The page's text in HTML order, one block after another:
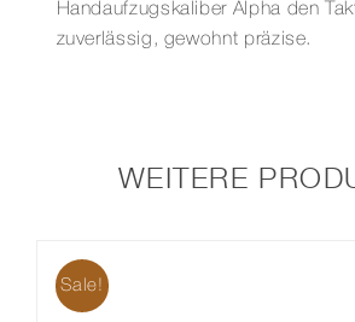
Handaufzugskaliber Alpha den
zuverlässig, gewohnt präzise.
WEITERE
Sale!